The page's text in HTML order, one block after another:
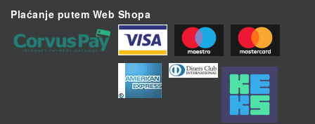
Plaćanje putem Web Shopa